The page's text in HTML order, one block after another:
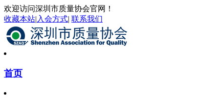
欢迎访问深圳市质量协会官网！
收藏本站| 入会方式| 联系我们
首页